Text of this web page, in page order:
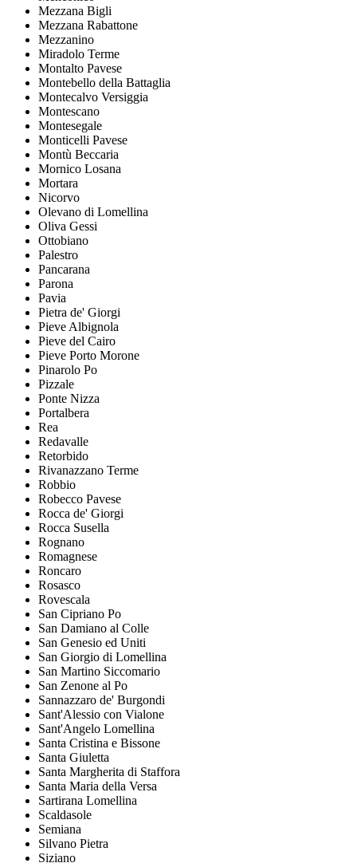
Mezzana Bigli
Mezzana Rabattone
Mezzanino
Miradolo Terme
Montalto Pavese
Montebello della Battaglia
Montecalvo Versiggia
Montescano
Montesegale
Monticelli Pavese
Montù Beccaria
Mornico Losana
Mortara
Nicorvo
Olevano di Lomellina
Oliva Gessi
Ottobiano
Palestro
Pancarana
Parona
Pavia
Pietra de' Giorgi
Pieve Albignola
Pieve del Cairo
Pieve Porto Morone
Pinarolo Po
Pizzale
Ponte Nizza
Portalbera
Rea
Redavalle
Retorbido
Rivanazzano Terme
Robbio
Robecco Pavese
Rocca de' Giorgi
Rocca Susella
Rognano
Romagnese
Roncaro
Rosasco
Rovescala
San Cipriano Po
San Damiano al Colle
San Genesio ed Uniti
San Giorgio di Lomellina
San Martino Siccomario
San Zenone al Po
Sannazzaro de' Burgondi
Sant'Alessio con Vialone
Sant'Angelo Lomellina
Santa Cristina e Bissone
Santa Giuletta
Santa Margherita di Staffora
Santa Maria della Versa
Sartirana Lomellina
Scaldasole
Semiana
Silvano Pietra
Siziano